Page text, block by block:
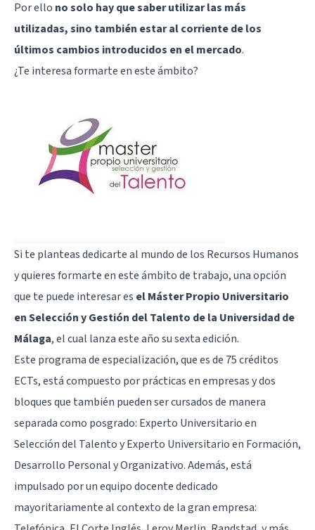
Por ello no solo hay que saber utilizar las más
utilizadas, sino también estar al corriente de los
últimos cambios introducidos en el mercado.
¿Te interesa formarte en este ámbito?
Si te planteas dedicarte al mundo de los Recursos Humanos
y quieres formarte en este ámbito de trabajo, una opción
que te puede interesar es el Máster Propio Universitario
en Selección y Gestión del Talento de la Universidad de
Málaga, el cual lanza este año su sexta edición.
Este programa de especialización, que es de 75 créditos
ECTs, está compuesto por prácticas en empresas y dos
bloques que también pueden ser cursados de manera
separada como posgrado: Experto Universitario en
Selección del Talento y Experto Universitario en Formación,
Desarrollo Personal y Organizativo. Además, está
impulsado por un equipo docente dedicado
mayoritariamente al contexto de la gran empresa: